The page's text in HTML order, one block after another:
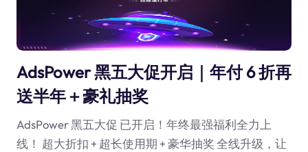
AdsPower 黑五大促开启｜年付 6 折再
送半年＋豪礼抽奖
AdsPower 黑五大促 已开启！年终最强福利全力上
线！ 超大折扣 + 超长使用期 + 豪华抽奖 全线升级，让